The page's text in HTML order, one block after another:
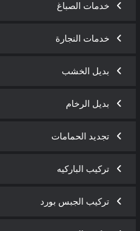
خدمات الصباغ
خدمات النجارة
بديل الخشب
بديل الرخام
تجديد الحمامات
تركيب الباركيه
تركيب الجبس بورد